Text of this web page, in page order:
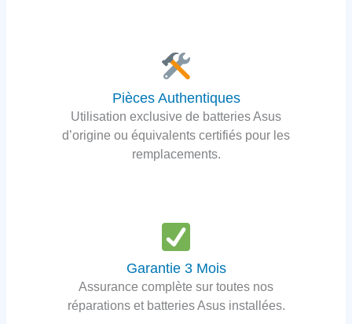
Pièces Authentiques
Utilisation exclusive de batteries Asus
d’origine ou équivalents certifiés pour les
remplacements.
Garantie 3 Mois
Assurance complète sur toutes nos
réparations et batteries Asus installées.